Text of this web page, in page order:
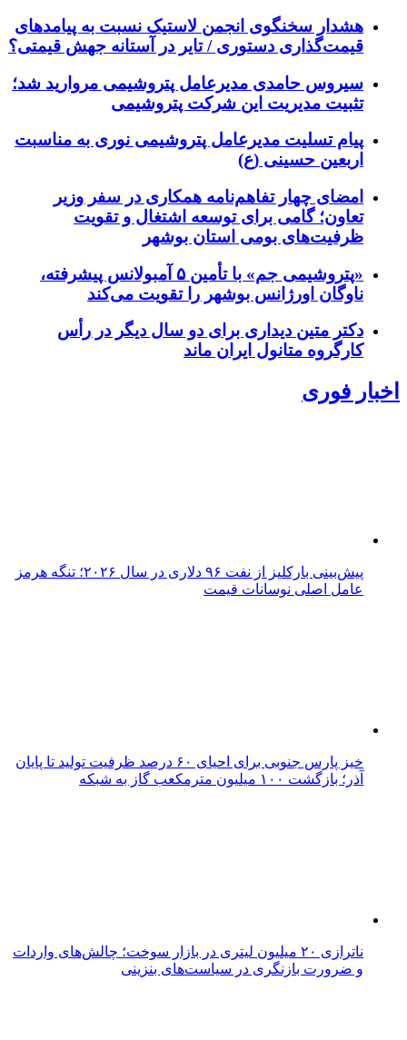
هشدار سخنگوی انجمن لاستیک نسبت به پیامدهای
قیمت‌گذاری دستوری / تایر در آستانه جهش قیمتی؟
سیروس حامدی مدیرعامل پتروشیمی مروارید شد؛
تثبیت مدیریت این شرکت پتروشیمی
پیام تسلیت مدیرعامل پتروشیمی نوری به مناسبت
اربعین حسینی (ع)
امضای چهار تفاهم‌نامه همکاری در سفر وزیر
تعاون؛ گامی برای توسعه اشتغال و تقویت
ظرفیت‌های بومی استان بوشهر
«پتروشیمی جم» با تأمین ۵ آمبولانس پیشرفته،
ناوگان اورژانس بوشهر را تقویت می‌کند
دکتر متین دیداری برای دو سال دیگر در رأس
کارگروه متانول ایران ماند
اخبار فوری
پیش‌بینی بارکلیز از نفت ۹۶ دلاری در سال ۲۰۲۶؛ تنگه هرمز
عامل اصلی نوسانات قیمت
خیز پارس جنوبی برای احیای ۶۰ درصد ظرفیت تولید تا پایان
آذر؛ بازگشت ۱۰۰ میلیون مترمکعب گاز به شبکه
ناترازی ۲۰ میلیون لیتری در بازار سوخت؛ چالش‌های واردات
و ضرورت بازنگری در سیاست‌های بنزینی